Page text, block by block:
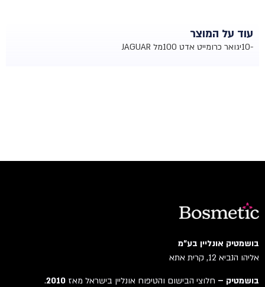
עוד על המוצר
בושמטיק אונליין בע"מ
אליהו הנביא 12, קרית אתא
בושמטיק –חלוצי הבישום והטיפוח אונליין בישראל מאז2010
.